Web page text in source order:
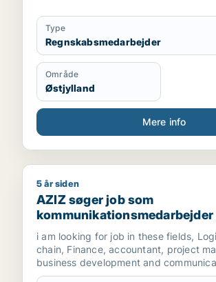
Type
Regnskabsmedarbejder
Område
Østjylland
Mere info
AZIZ søger job som
5 år siden
AZIZ søger job som
kommunikationsmedarbejder
marketingmedarbejder /
forretningsudvikler /
regnskabsmedarbejder /
i am looking for job in these fields,
chain, Finance, accountant, project
business development and